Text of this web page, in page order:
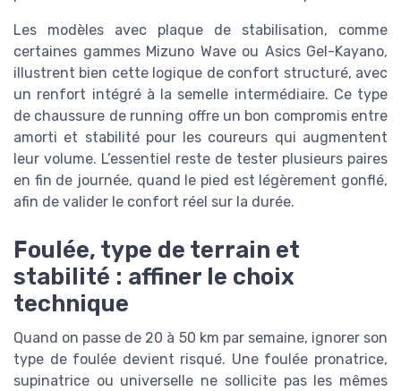
Les modèles avec plaque de stabilisation, comme
certaines gammes Mizuno Wave ou Asics Gel-Kayano,
illustrent bien cette logique de confort structuré, avec
un renfort intégré à la semelle intermédiaire. Ce type
de chaussure de running offre un bon compromis entre
amorti et stabilité pour les coureurs qui augmentent
leur volume. L’essentiel reste de tester plusieurs paires
en fin de journée, quand le pied est légèrement gonflé,
afin de valider le confort réel sur la durée.
Foulée, type de terrain et
stabilité : affiner le choix
technique
Quand on passe de 20 à 50 km par semaine, ignorer son
type de foulée devient risqué. Une foulée pronatrice,
supinatrice ou universelle ne sollicite pas les mêmes